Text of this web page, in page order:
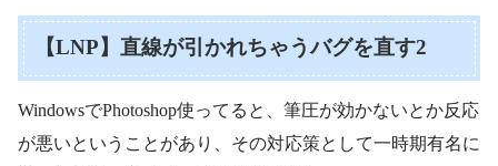
【LNP】直線が引かれちゃうバグを直す2
WindowsでPhotoshop使ってると、筆圧が効かないとか反応
が悪いということがあり、その対応策として一時期有名に